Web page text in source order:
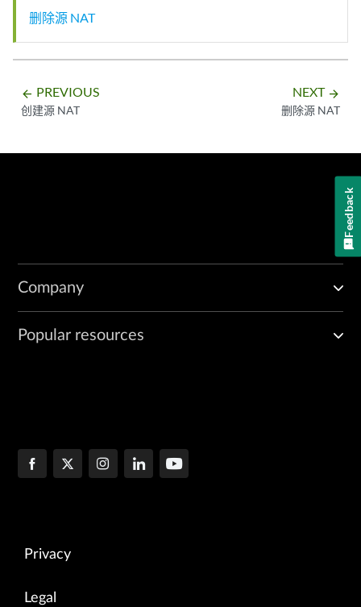
删除源 NAT
arrow_backward PREVIOUS
创建源 NAT
NEXT arrow_forward
删除源 NAT
Company
Popular resources
Privacy
Legal
Feedback